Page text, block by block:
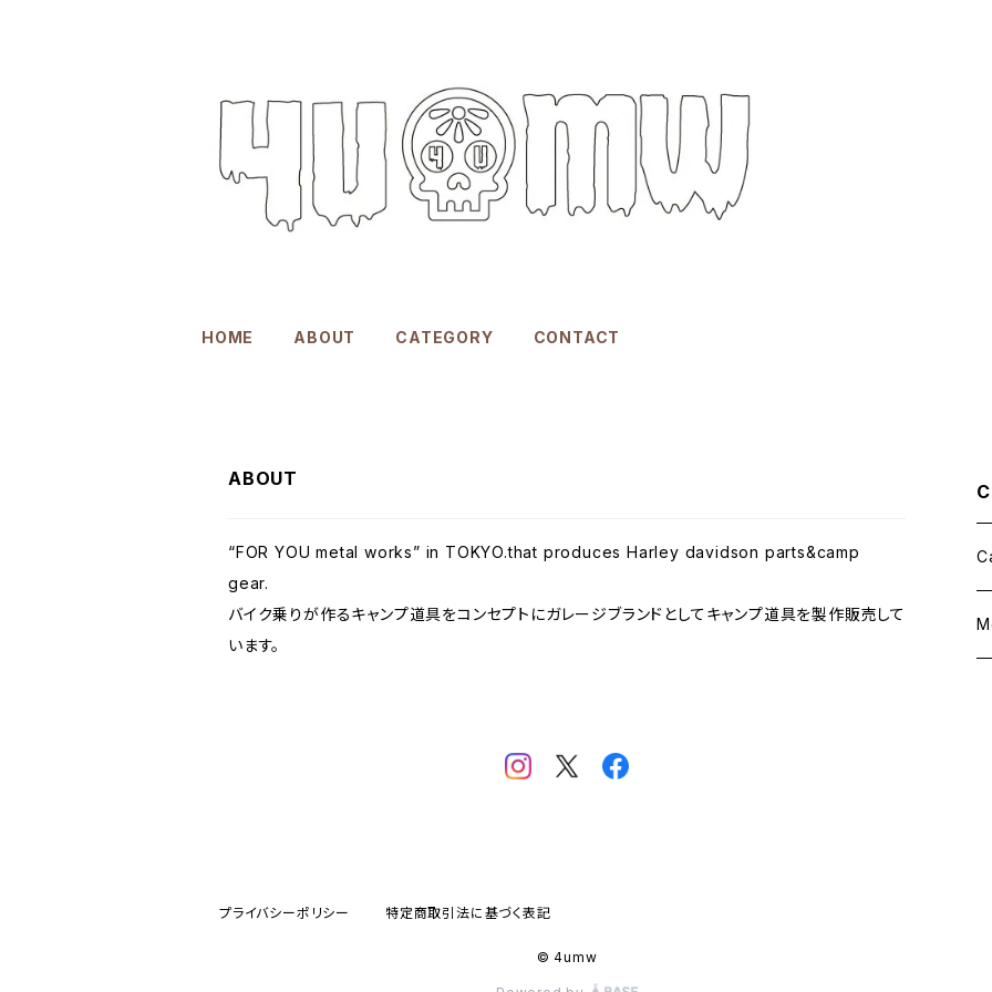
HOME ABOUT CATEGORY CONTACT
ABOUT
“FOR YOU metal works” in TOKYO.that produces Harley davidson parts&camp
gear.
バイク乗りが作るキャンプ道具をコンセプトにガレージブランドとしてキャンプ道具を製作販売して
います。
プライバシーポリシー 特定商取引法に基づく表記
© 4umw